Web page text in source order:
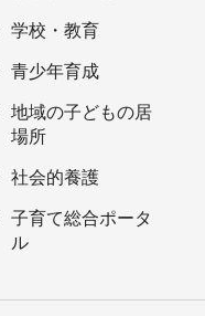
学校・教育
青少年育成
地域の子どもの居
場所
社会的養護
子育て総合ポータ
ル